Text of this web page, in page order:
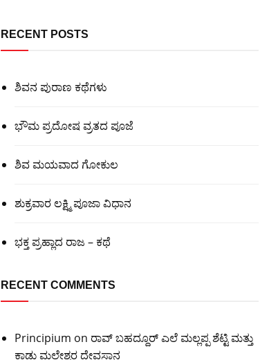
RECENT POSTS
ಶಿವನ ಪುರಾಣ ಕಥೆಗಳು
ಭೌಮ ಪ್ರದೋಷ ವ್ರತದ ಪೂಜೆ
ಶಿವ ಮಯವಾದ ಗೋಕುಲ
ಶುಕ್ರವಾರ ಲಕ್ಷ್ಮಿ ಪೂಜಾ ವಿಧಾನ
ಭಕ್ತ ಪ್ರಹ್ಲಾದ ರಾಜ – ಕಥೆ
RECENT COMMENTS
Principium on ರಾವ್ ಬಹದ್ದೂರ್ ಎಲೆ ಮಲ್ಲಪ್ಪ ಶೆಟ್ಟಿ ಮತ್ತು
ಕಾಡು ಮಲ್ಲೇಶ್ವರ ದೇವಸ್ಥಾನ